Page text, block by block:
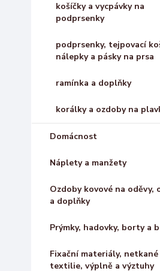
košíčky a vycpávky na
podprsenky
podprsenky, tejpovací
nálepky a pásky na prsa
ramínka a doplňky
korálky a ozdoby na
Domácnost
Náplety a manžety
Ozdoby kovové na oděvy,
a doplňky
Prýmky, hadovky, borty a
Fixační materiály, netkané
textilie, výplně a výztuhy